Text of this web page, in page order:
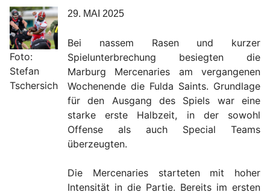
Foto:
Stefan
Tschersich
29. MAI 2025
Bei nassem Rasen und kurzer
Spielunterbrechung besiegten die
Marburg Mercenaries am vergangenen
Wochenende die Fulda Saints. Grundlage
für den Ausgang des Spiels war eine
starke erste Halbzeit, in der sowohl
Offense als auch Special Teams
überzeugten.
Die Mercenaries starteten mit hoher
Intensität in die Partie. Bereits im ersten